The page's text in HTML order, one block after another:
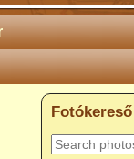
Fotókereső